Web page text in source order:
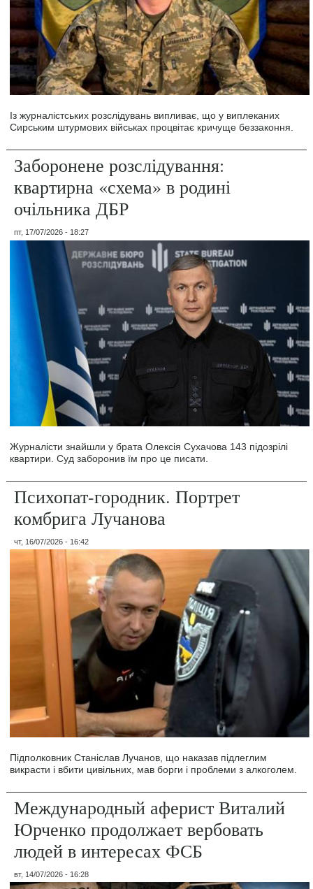
Із журналістських розслідувань випливає, що у виплеканих
Сирським штурмових військах процвітає кричуще беззаконня.
Заборонене розслідування:
квартирна «схема» в родині
очільника ДБР
пт, 17/07/2026 - 18:27
Журналісти знайшли у брата Олексія Сухачова 143 підозрілі
квартири. Суд заборонив їм про це писати.
Психопат-городник. Портрет
комбрига Лучанова
чт, 16/07/2026 - 16:42
Підполковник Станіслав Лучанов, що наказав підлеглим
викрасти і вбити цивільних, мав борги і проблеми з алкоголем.
Международный аферист Виталий
Юрченко продолжает вербовать
людей в интересах ФСБ
вт, 14/07/2026 - 16:28